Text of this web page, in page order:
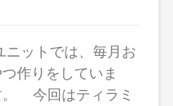
ニットでは、毎月お
作りをしていま
。 今回はティラミ